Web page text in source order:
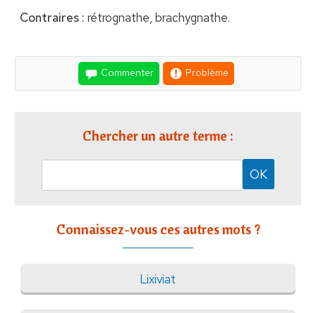
Contraires : rétrognathe, brachygnathe.
Commenter Problème
Chercher un autre terme :
Connaissez-vous ces autres mots ?
Lixiviat